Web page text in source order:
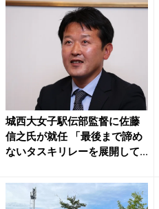
城西大女子駅伝部監督に佐藤
信之氏が就任 「最後まで諦め
ないタスキリレーを展開して...